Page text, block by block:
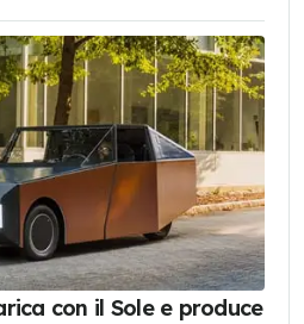
con il Sole e produce